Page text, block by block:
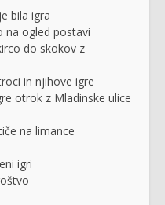
bila igra
na ogled postavi
do skokov z
in njihove igre
otrok z Mladinske ulice
na limance
igri